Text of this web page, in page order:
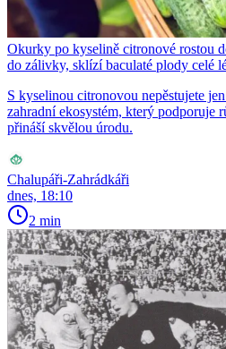
Okurky po kyselině citronové rostou
do zálivky, sklízí baculaté plody celé
S kyselinou citronovou nepěstujete
zahradní ekosystém, který podporuje
přináší skvělou úrodu.
Chalupáři-Zahrádkáři
dnes, 18:10
2 min